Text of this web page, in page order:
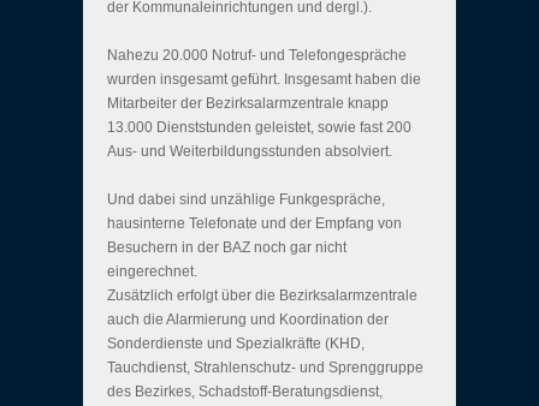
der Kommunaleinrichtungen und dergl.).
Nahezu 20.000 Notruf- und Telefongespräche
wurden insgesamt geführt. Insgesamt haben die
Mitarbeiter der Bezirksalarmzentrale knapp
13.000 Dienststunden geleistet, sowie fast 200
Aus- und Weiterbildungsstunden absolviert.
Und dabei sind unzählige Funkgespräche,
hausinterne Telefonate und der Empfang von
Besuchern in der BAZ noch gar nicht
eingerechnet.
Zusätzlich erfolgt über die Bezirksalarmzentrale
auch die Alarmierung und Koordination der
Sonderdienste und Spezialkräfte (KHD,
Tauchdienst, Strahlenschutz- und Sprenggruppe
des Bezirkes, Schadstoff-Beratungsdienst,